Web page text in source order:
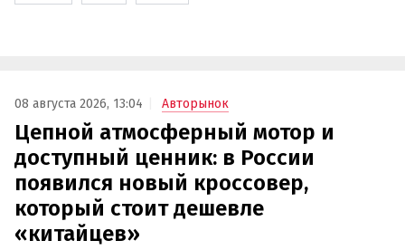
08 августа 2026, 13:04 Авторынок
Цепной атмосферный мотор и
доступный ценник: в России
появился новый кроссовер,
который стоит дешевле
«китайцев»